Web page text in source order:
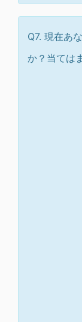
Q7. 現在あ
か？当ては